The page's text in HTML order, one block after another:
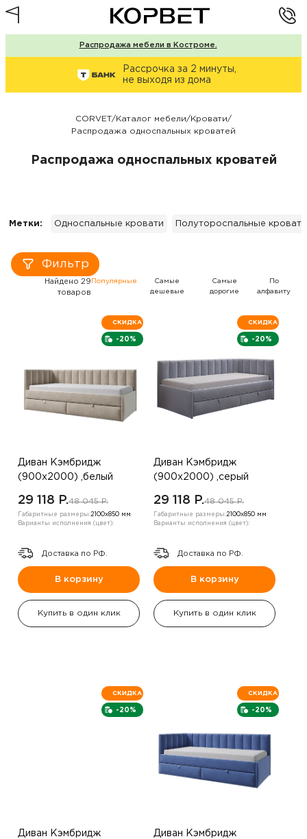
Распродажа мебели в Костроме.
Рассрочка за 2 минуты,
не выходя из дома
CORVET/Каталог мебели/Кровати/
Распродажа односпальных кроватей
Распродажа односпальных кроватей
Метки: Односпальные кровати Полутороспальные кровати
Фильтр
Найдено 29
товаров
Популярные
Самые
дешевые
Самые
дорогие
По
алфавиту
-20%
СКИДКА
Диван Кэмбридж
(900х2000) ,белый
29 118 P.48 045 P.
Габаритные размеры:2100х850 мм
Варианты исполнения (цвет):
Доставка по РФ.
В корзину
Купить в один клик
-20%
СКИДКА
Диван Кэмбридж
(900х2000) ,серый
29 118 P.48 045 P.
Габаритные размеры:2100х850 мм
Варианты исполнения (цвет):
Доставка по РФ.
В корзину
Купить в один клик
-20%
СКИДКА
Диван Кэмбридж
-20%
СКИДКА
Диван Кэмбридж